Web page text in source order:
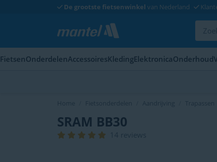
De grootste fietsenwinkel van Nederland
FietsenOnderdelenAccessoiresKledingElektronicaOnderhoud
Home Fietsonderdelen Aandrijving Trapassen
SRAM BB30
14 reviews